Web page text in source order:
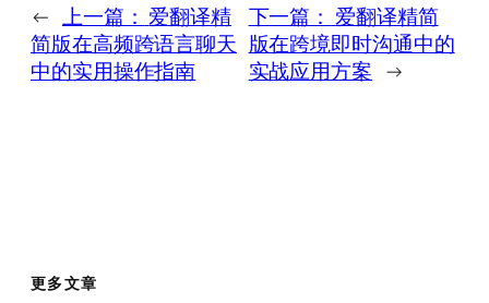
← 上一篇： 爱翻译精
简版在高频跨语言聊天
中的实用操作指南
下一篇： 爱翻译精简
版在跨境即时沟通中的
实战应用方案 →
更多文章